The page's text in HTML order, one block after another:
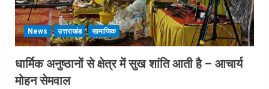
News उत्तराखंड सामाजिक
धार्मिक अनुष्ठानों से क्षेत्र में सुख शांति आती है – आचार्य
मोहन सेमवाल